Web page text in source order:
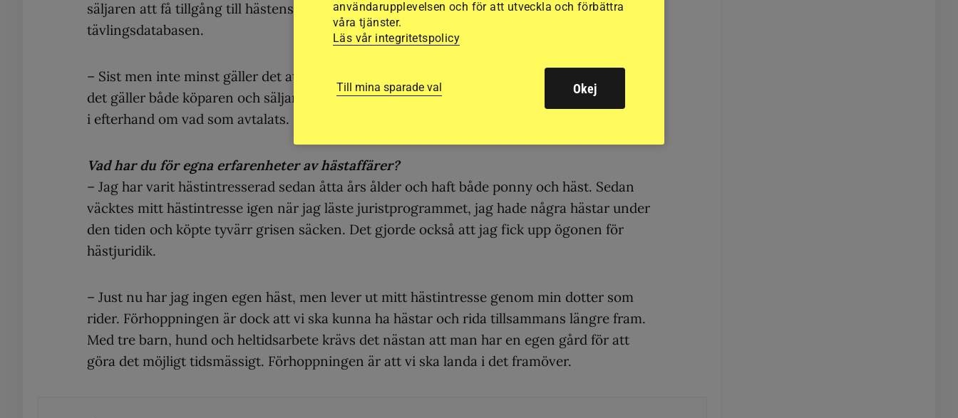
säljaren att få tillgång till hästens journaler, sök på hästen via exempelvis
tävlingsdatabasen.
– Sist men inte minst gäller det att skriva ett köpeavtal anpassat till det specifika hästköpet,
det gäller både köparen och säljaren. På så sätt kan man undvika att en diskussion uppstår
i efterhand om vad som avtalats.
Vad har du för egna erfarenheter av hästaffärer?
– Jag har varit hästintresserad sedan åtta års ålder och haft både ponny och häst. Sedan
väcktes mitt hästintresse igen när jag läste juristprogrammet, jag hade några hästar under
den tiden och köpte tyvärr grisen säcken. Det gjorde också att jag fick upp ögonen för
hästjuridik.
– Just nu har jag ingen egen häst, men lever ut mitt hästintresse genom min dotter som
rider. Förhoppningen är dock att vi ska kunna ha hästar och rida tillsammans längre fram.
Med tre barn, hund och heltidsarbete krävs det nästan att man har en egen gård för att
göra det möjligt tidsmässigt. Förhoppningen är att vi ska landa i det framöver.
användarupplevelsen och för att utveckla och förbättra
våra tjänster.
Läs vår integritetspolicy
Till mina sparade val Okej